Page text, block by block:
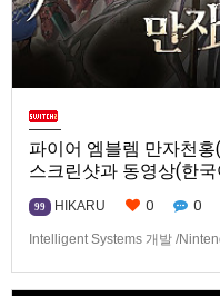
파이어 엠블렘 만자천홍
스크린샷과 동영상(한
99 HIKARU 0 0
Intelligent Systems 개발 /